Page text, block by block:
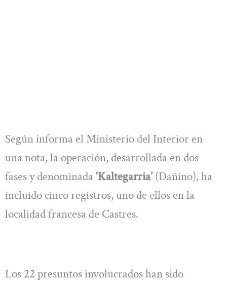
Según informa el Ministerio del Interior en
una nota, la operación, desarrollada en dos
fases y denominada ‘Kaltegarria’(Dañino), ha
incluido cinco registros, uno de ellos en la
localidad francesa de Castres.
Los 22 presuntos involucrados han sido